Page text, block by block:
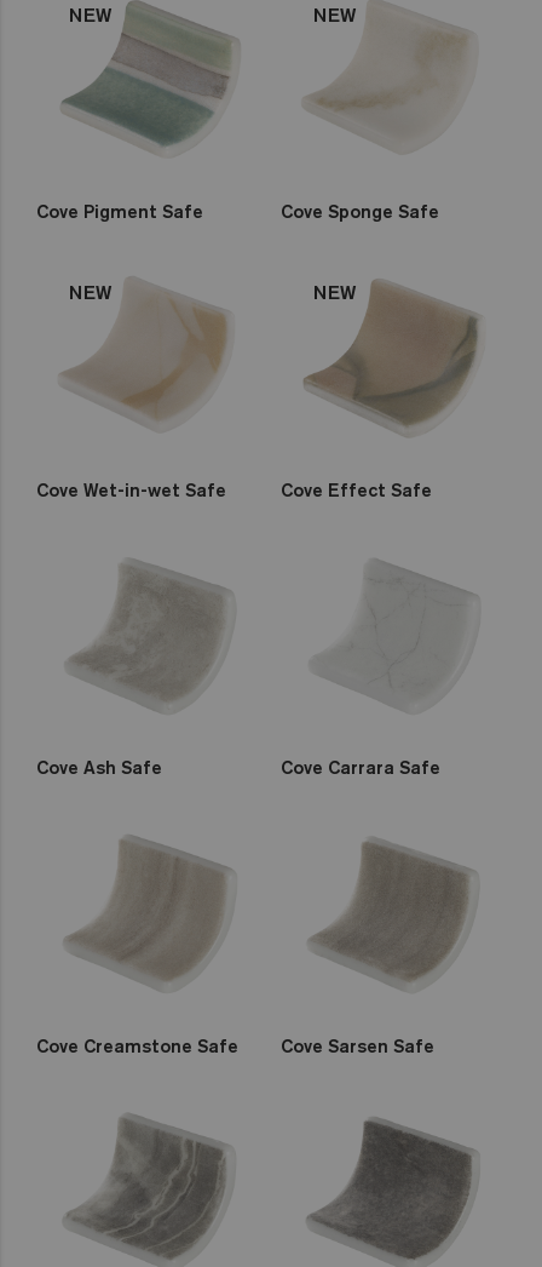
NEW
Cove Pigment Safe
NEW
Cove Sponge Safe
NEW
Cove Wet-in-wet Safe
NEW
Cove Effect Safe
Cove Ash Safe Cove Carrara Safe
Cove Creamstone Safe Cove Sarsen Safe